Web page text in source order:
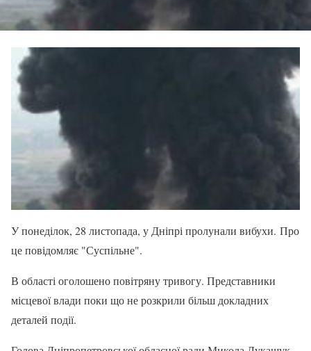
У понеділок, 28 листопада, у Дніпрі пролунали вибухи. Про
це повідомляє "Суспільне".
В області оголошено повітряну тривогу. Представники
місцевої влади поки що не розкрили більш докладних
деталей події.